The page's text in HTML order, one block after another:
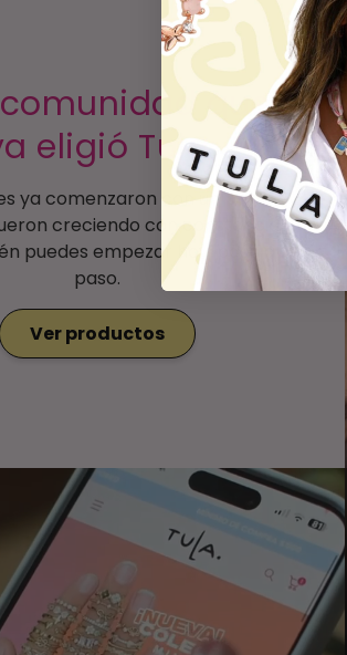
que
eligió Tula
ya comenzaron con un primer
creciendo con constancia.
puedes empezar hoy, paso a
paso.
Ver productos